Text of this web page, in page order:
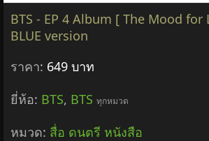
BTS - EP 4 Album [ The Mood for
BLUE version
ราคา: 649 บาท
ยี่ห้อ: BTS, BTS ทุกหมวด
หมวด: สื่อ ดนตรี หนังสือ